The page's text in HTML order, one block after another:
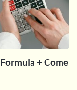
+ Come